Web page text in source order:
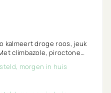
kalmeert droge roos, jeuk
climbazole, piroctone
kwetsbare hoofdhuiden.
morgen in huis